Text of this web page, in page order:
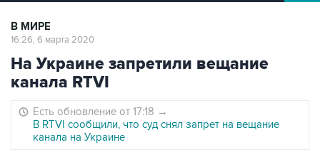
В МИРЕ
16:26, 6 марта 2020
На Украине запретили вещание
канала RTVI
Есть обновление от 17:18 →
В RTVI сообщили, что суд снял запрет на вещание
канала на Украине